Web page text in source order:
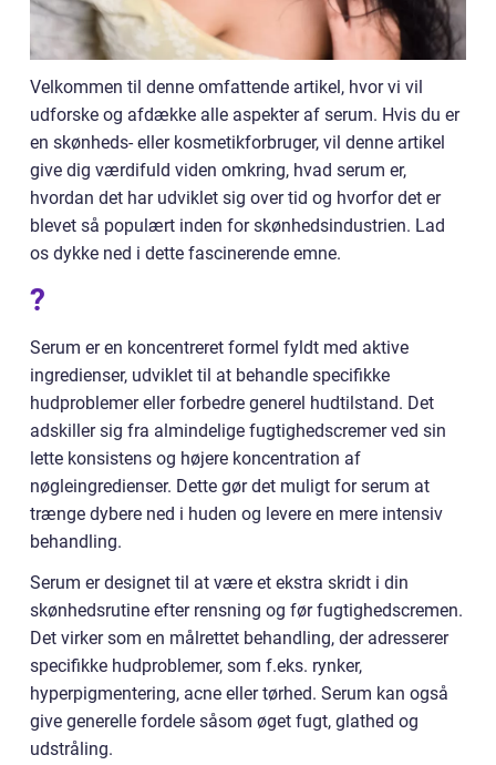
Velkommen til denne omfattende artikel, hvor vi vil
udforske og afdække alle aspekter af serum. Hvis du er
en skønheds- eller kosmetikforbruger, vil denne artikel
give dig værdifuld viden omkring, hvad serum er,
hvordan det har udviklet sig over tid og hvorfor det er
blevet så populært inden for skønhedsindustrien. Lad
os dykke ned i dette fascinerende emne.
?
Serum er en koncentreret formel fyldt med aktive
ingredienser, udviklet til at behandle specifikke
hudproblemer eller forbedre generel hudtilstand. Det
adskiller sig fra almindelige fugtighedscremer ved sin
lette konsistens og højere koncentration af
nøgleingredienser. Dette gør det muligt for serum at
trænge dybere ned i huden og levere en mere intensiv
behandling.
Serum er designet til at være et ekstra skridt i din
skønhedsrutine efter rensning og før fugtighedscremen.
Det virker som en målrettet behandling, der adresserer
specifikke hudproblemer, som f.eks. rynker,
hyperpigmentering, acne eller tørhed. Serum kan også
give generelle fordele såsom øget fugt, glathed og
udstråling.